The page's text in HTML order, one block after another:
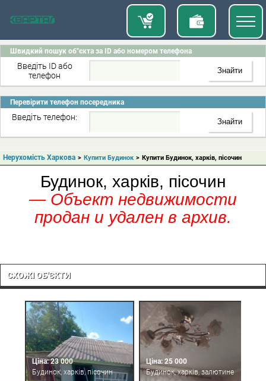
Швидкий пошук об"єкта за ID або номером телефона
Введіть ID або
телефон
Перевірити телефон посередника
Введіть телефон:
Нерухомість Харкова > Купити Будинок > Купити Будинок, харків, пісочин
Будинок, харків, пісочин
— Объект недвижимости
продан и удален в архив.
СХОЖІ ОБ'ЄКТИ
Ціна: 23 000
Будинок, харків, пісочин
Ціна: 25 000
Будинок, харків, залютине